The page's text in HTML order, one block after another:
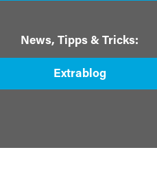
News, Tipps & Tricks:
Extrablog